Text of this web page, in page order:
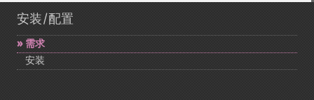
安装/配置
需求
安装